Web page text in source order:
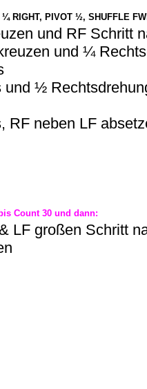
RIGHT, PIVOT ½, SHUFFLE
und RF Schritt
und ¼
und ½
RF neben LF
Count 30 und dann:
LF großen Schritt